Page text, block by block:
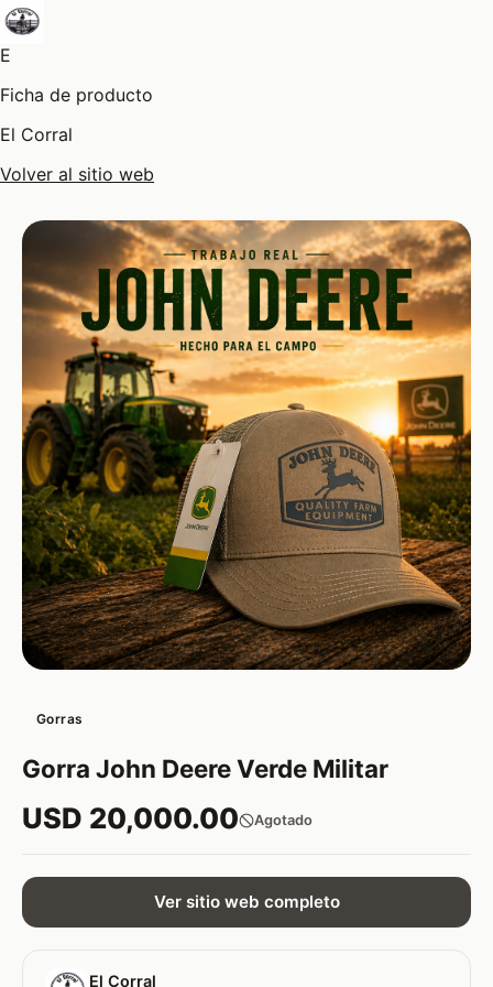
E
Ficha de producto
El Corral
Volver al sitio web
Gorras
Gorra John Deere Verde Militar
USD 20,000.00 Agotado
Ver sitio web completo
El Corral